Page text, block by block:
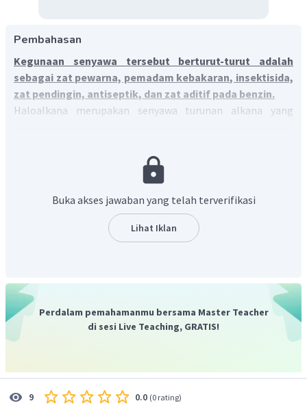
Pembahasan
Kegunaan senyawa tersebut berturut-turut adalah
sebagai zat pewarna, pemadam kebakaran, insektisida,
zat pendingin, antiseptik, dan zat aditif pada benzin.
Haloalkana merupakan senyawa turunan alkana yang
Kegunaan senyawa haloalkana tersebut adalah sebagai
kloroform = obat bius (namun tidak aman), zat
pewarna, bahan pembuat silikon, fumigon, dan bahan
Freon
DDT = insektisida
freon = zat pendingin, pembersih kaca, gelas, dan
1,2-dibromoetana = zat aditif pada bensin
Buka akses jawaban yang telah terverifikasi
Lihat Iklan
Perdalam pemahamanmu bersama Master Teacher
di sesi Live Teaching, GRATIS!
9 0.0 (0 rating)